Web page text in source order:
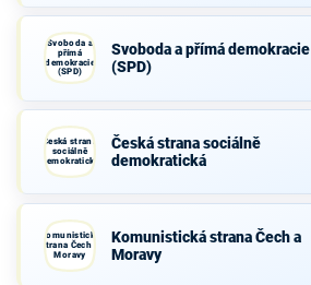
Svoboda a
přímá
demokracie
(SPD)
Svoboda a přímá demokracie
(SPD)
Česká strana
sociálně
demokratická
Česká strana sociálně
demokratická
Komunistická
strana Čech a
Moravy
Komunistická strana Čech a
Moravy